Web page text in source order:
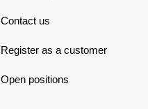
Contact us
Register as a customer
Open positions